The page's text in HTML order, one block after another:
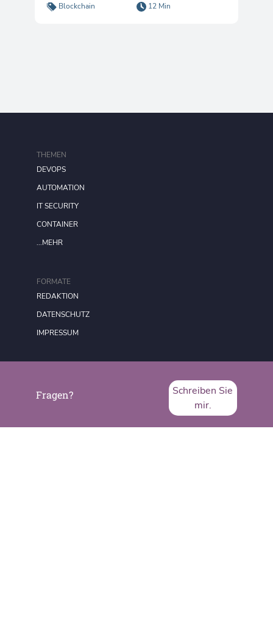
Blockchain
12 Min
Fragen?
Schreiben Sie
mir.
Borsigstraße 26
FORMATE
REDAKTION
DATENSCHUTZ
IMPRESSUM
THEMEN
DEVOPS
AUTOMATION
IT SECURITY
CONTAINER
...MEHR